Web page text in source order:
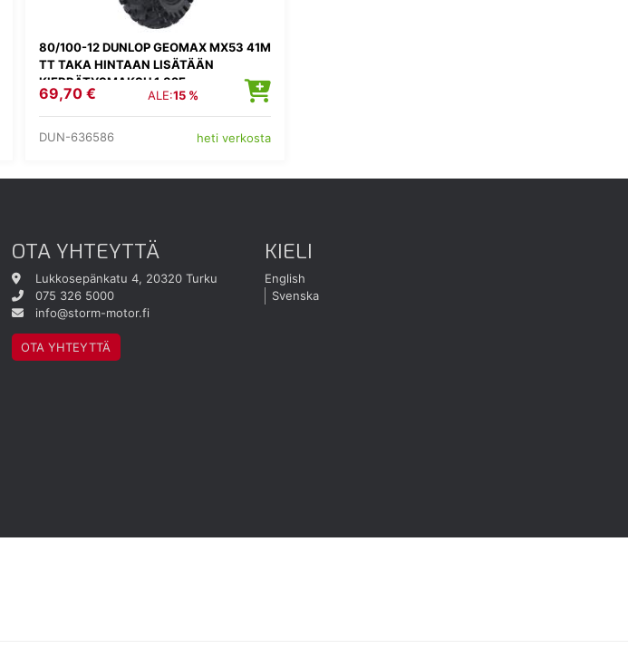
80/100-12 DUNLOP GEOMAX MX53 41M
TT TAKA HINTAAN LISÄTÄÄN
KIERRÄTYSMAKSU 1,82E
69,70 € ALE:15 %
DUN-636586 heti verkosta
OTA YHTEYTTÄ
Lukkosepänkatu 4, 20320 Turku
075 326 5000
info@storm-motor.fi
OTA YHTEYTTÄ
KIELI
English
Svenska